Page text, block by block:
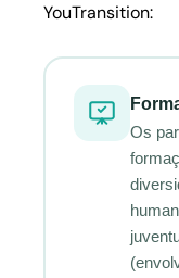
YouTransition:
Os